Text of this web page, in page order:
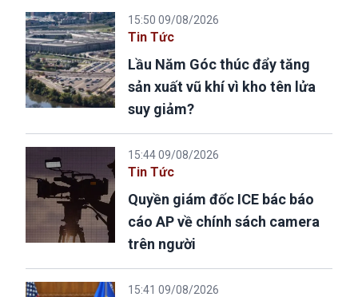
15:50 09/08/2026
Tin Tức
Lầu Năm Góc thúc đẩy tăng
sản xuất vũ khí vì kho tên lửa
suy giảm?
15:44 09/08/2026
Tin Tức
Quyền giám đốc ICE bác báo
cáo AP về chính sách camera
trên người
15:41 09/08/2026